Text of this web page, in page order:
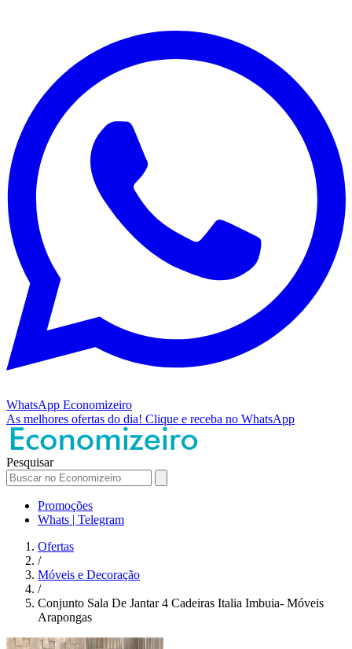
WhatsApp Economizeiro
As melhores ofertas do dia! Clique e receba no WhatsApp
Pesquisar
Promoções
Whats | Telegram
Ofertas
/
Móveis e Decoração
/
Conjunto Sala De Jantar 4 Cadeiras Italia Imbuia- Móveis
Arapongas